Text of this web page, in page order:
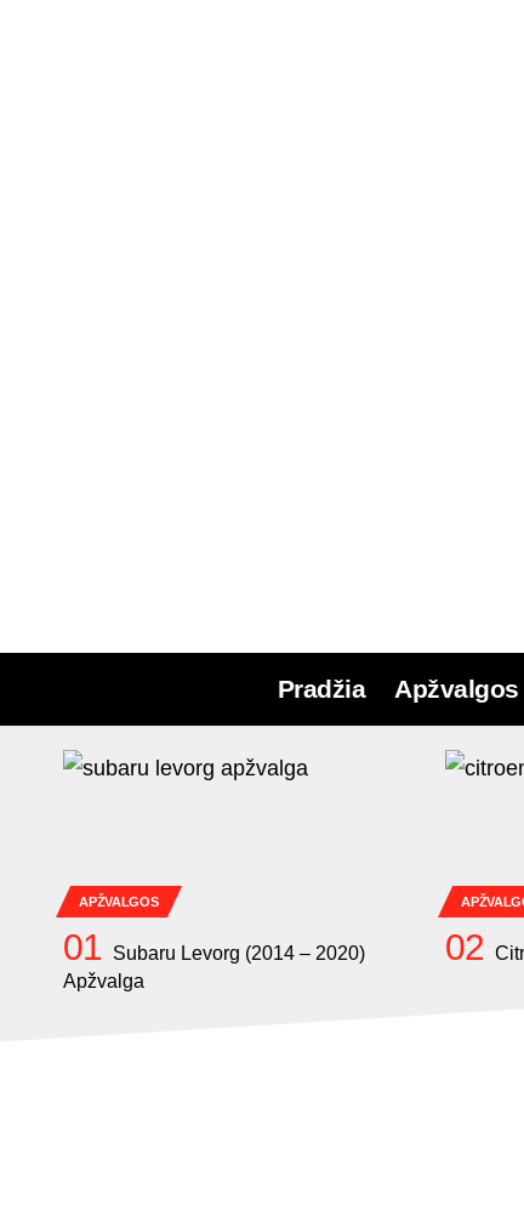
Pradžia Apžvalgos
APŽVALGOS
Subaru Levorg (2014 – 2020)
Apžvalga